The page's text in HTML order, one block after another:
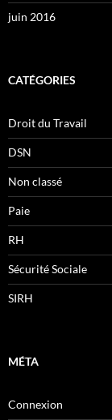
juin 2016
CATÉGORIES
Droit du Travail
DSN
Non classé
Paie
RH
Sécurité Sociale
SIRH
MÉTA
Connexion